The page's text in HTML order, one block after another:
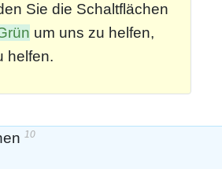
Sie die Schaltflächen
um uns zu helfen,
helfen.
10